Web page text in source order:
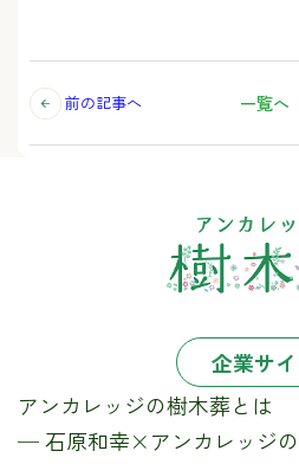
前の記事へ 一覧へ
企業サ
アンカレッジの樹木葬とは
─ 石原和幸×アンカレッジ